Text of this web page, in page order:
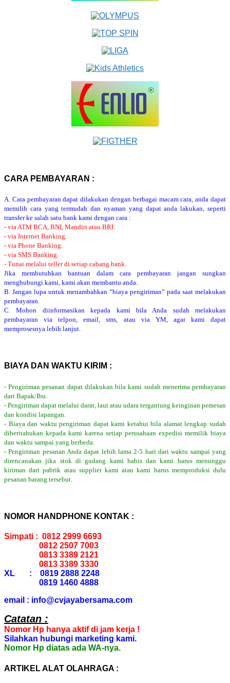
CARA PEMBAYARAN :
A. Cara pembayaran dapat dilakukan dengan berbagai macam cara, anda dapat
memilih cara yang termudah dan nyaman yang dapat anda lakukan, seperti
transfer ke salah satu bank kami dengan cara :
- via ATM BCA, BNI, Mandiri atau BRI.
- via Internet Banking.
- via Phone Banking.
- via SMS Banking.
- Tunai melalui teller di setiap cabang bank.
Jika membutuhkan bantuan dalam cara pembayaran jangan sungkan
menghubungi kami, kami akan membantu anda.
B. Jangan lupa untuk menambahkan “biaya pengiriman” pada saat melakukan
pembayaran.
C. Mohon diinformasikan kepada kami bila Anda sudah melakukan
pembayaran via telpon, email, sms, atau via YM, agar kami dapat
memprosesnya lebih lanjut.
BIAYA DAN WAKTU KIRIM :
- Pengiriman pesanan dapat dilakukan bila kami sudah menerima pembayaran
dari Bapak/Ibu.
- Pengiriman dapat melalui darat, laut atau udara tergantung keinginan pemesan
dan kondisi lapangan.
- Biaya dan waktu pengiriman dapat kami ketahui bila alamat lengkap sudah
diberitahukan kepada kami karena setiap perusahaan expedisi memilik biaya
dan waktu sampai yang berbeda.
- Pengiriman pesanan Anda dapat lebih lama 2-5 hari dari waktu sampai yang
direncanakan jika stok di gudang kami habis dan kami harus menunggu
kiriman dari pabrik atau supplier kami atau kami harus memproduksi dulu
pesanan barang tersebut.
NOMOR HANDPHONE KONTAK :
Simpati : 0812 2999 6693
0812 2507 7003
0813 3389 2121
0813 3389 3330
XL : 0819 2888 2248
0819 1460 4888
email : info@cvjayabersama.com
Catatan :
Nomor Hp hanya aktif di jam kerja !
Silahkan hubungi marketing kami.
Nomor Hp diatas ada WA-nya.
ARTIKEL ALAT OLAHRAGA :